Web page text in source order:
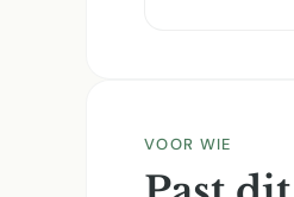
VOOR WIE